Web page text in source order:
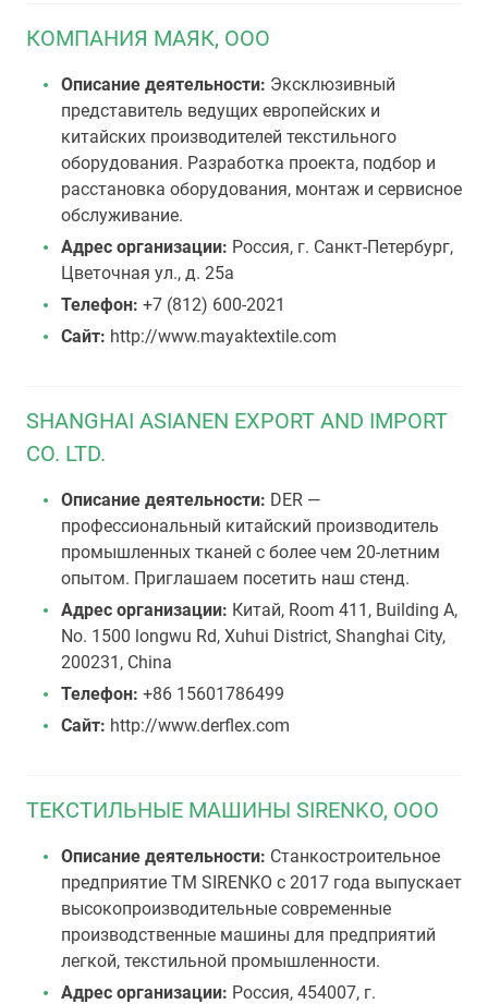
КОМПАНИЯ МАЯК, ООО
Описание деятельности: Эксклюзивный
представитель ведущих европейских и
китайских производителей текстильного
оборудования. Разработка проекта, подбор и
расстановка оборудования, монтаж и сервисное
обслуживание.
Адрес организации: Россия, г. Санкт-Петербург,
Цветочная ул., д. 25а
Телефон: +7 (812) 600-2021
Сайт: http://www.mayaktextile.com
SHANGHAI ASIANEN EXPORT AND IMPORT
CO. LTD.
Описание деятельности: DER —
профессиональный китайский производитель
промышленных тканей с более чем 20-летним
опытом. Приглашаем посетить наш стенд.
Адрес организации: Китай, Room 411, Building A,
No. 1500 longwu Rd, Xuhui District, Shanghai City,
200231, China
Телефон: +86 15601786499
Сайт: http://www.derflex.com
ТЕКСТИЛЬНЫЕ МАШИНЫ SIRENKO, ООО
Описание деятельности: Станкостроительное
предприятие ТМ SIRENKO с 2017 года выпускает
высокопроизводительные современные
производственные машины для предприятий
легкой, текстильной промышленности.
Адрес организации: Россия, 454007, г.